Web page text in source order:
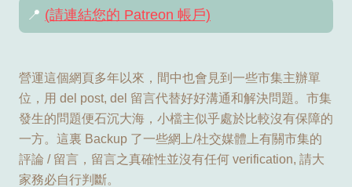
📍 (請連結您的 Patreon 帳戶)
營運這個網頁多年以來，間中也會見到一些市集主辦單
位，用 del post, del 留言代替好好溝通和解決問題。市集
發生的問題便石沉大海，小檔主似乎處於比較沒有保障的
一方。這裏 Backup 了一些網上/社交媒體上有關市集的
評論 / 留言，留言之真確性並沒有任何 verification, 請大
家務必自行判斷。